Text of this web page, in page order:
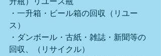
・一升箱・ビール箱の回収（リユー
ス）
・ダンボール・古紙・雑誌・新聞等の
回収、（リサイクル）